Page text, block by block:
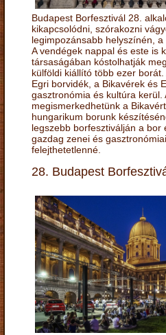
Budapest Borfesztivál 28.
kikapcsolódni, szórakozni
legimpozánsabb helyszínén,
A vendégek nappal és este is
társaságában kóstolhatják
külföldi kiállító több ezer
Egri borvidék, a Bikavérek és
gasztronómia és kultúra kerül.
megismerkedhetünk a
hungarikum borunk
legszebb borfesztiválján a bor
gazdag zenei és
felejthetetlenné.
28. Budapest